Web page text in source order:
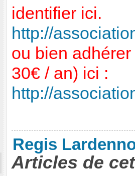
identifier ici.
http://
ou bien adhérer
30€ / an) ici :
http://
Regis
Articles de